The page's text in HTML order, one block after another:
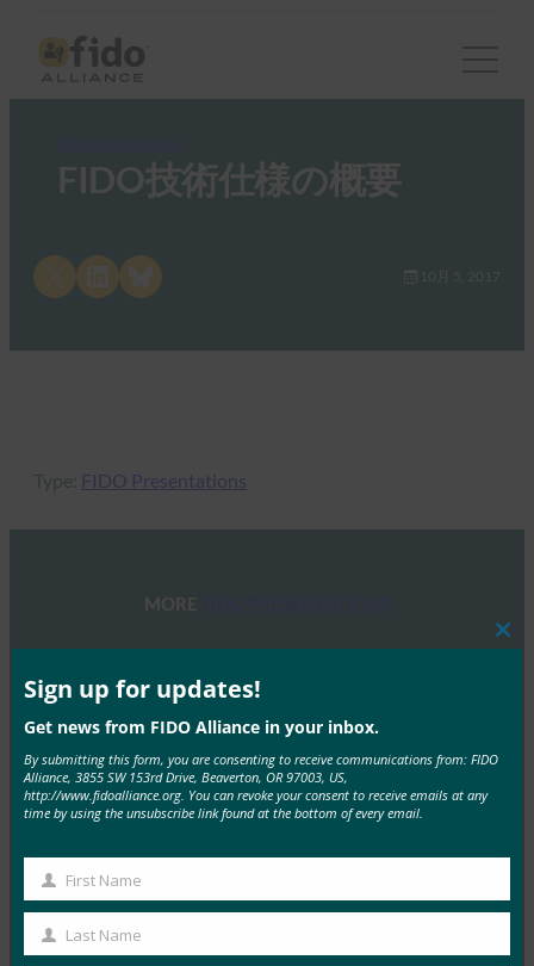
FIDO技術仕様の概要
Share on LinkedInShare on Bluesky 10月 5, 2017
Type: FIDO Presentations
MORE
体験の最適化
FIDO Presentations
9月 19, 2022
このウェビナーでは、FIDOセ…
IoTオンボーディングの課題を解決
FIDO Presentations
10月 26, 2021
Sign up for updates!
Get news from FIDO Alliance in your inbox.
By submitting this form, you are consenting to receive communications from: FIDO
Alliance, 3855 SW 153rd Drive, Beaverton, OR 97003, US,
http://www.fidoalliance.org. You can revoke your consent to receive emails at any
time by using the unsubscribe link found at the bottom of every email.
First
Name
First Name
Last
Last Name